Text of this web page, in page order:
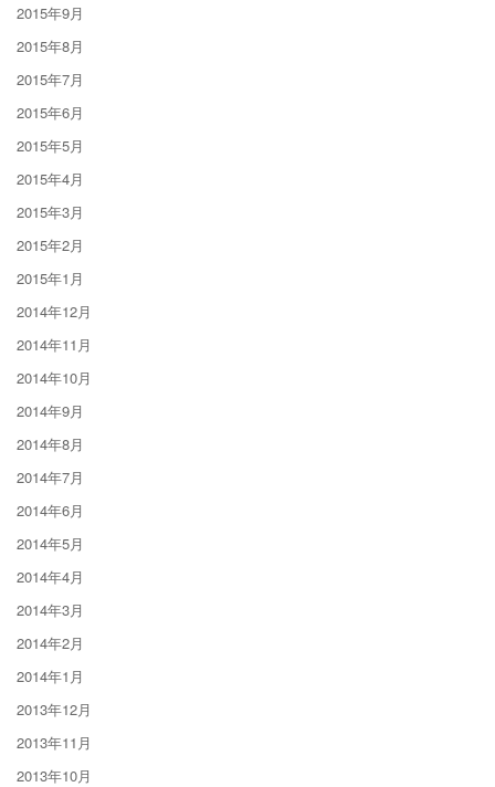
2015年9月
2015年8月
2015年7月
2015年6月
2015年5月
2015年4月
2015年3月
2015年2月
2015年1月
2014年12月
2014年11月
2014年10月
2014年9月
2014年8月
2014年7月
2014年6月
2014年5月
2014年4月
2014年3月
2014年2月
2014年1月
2013年12月
2013年11月
2013年10月